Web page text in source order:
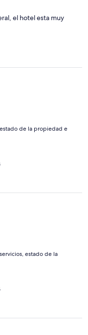
el hotel esta muy
de la propiedad e
estado de la